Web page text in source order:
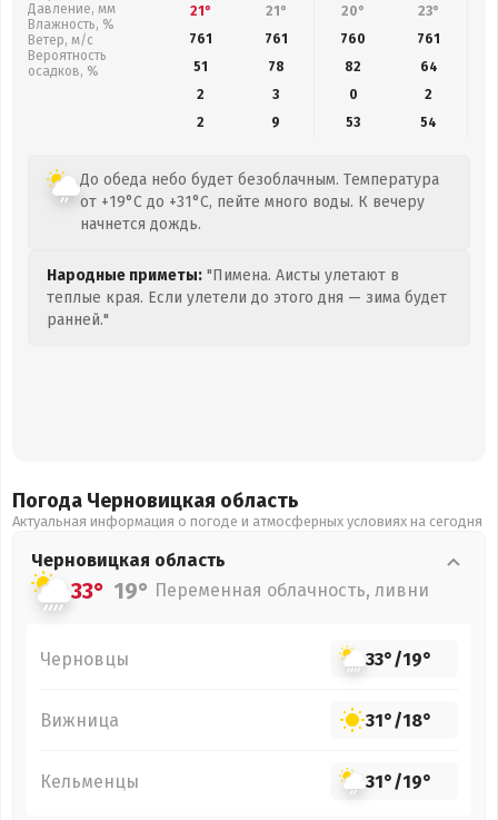
Давление, мм
Влажность, %
Ветер, м/с
Вероятность
осадков, %
21° 21° 20° 23°
761
761 760 761
51
78 82 64
2
3 0
2
2
9 53 54
До обеда небо будет безоблачным. Температура
от +19°C до +31°C, пейте много воды. К вечеру
начнется дождь.
Народные приметы: "Пимена. Аисты улетают в
теплые края. Если улетели до этого дня — зима будет
ранней."
Погода Черновицкая область
Актуальная информация о погоде и атмосферных условиях на сегодня
Черновицкая область
33° 19° Переменная облачность, ливни
Черновцы 33°/19°
Вижница 31°/18°
Кельменцы 31°/19°